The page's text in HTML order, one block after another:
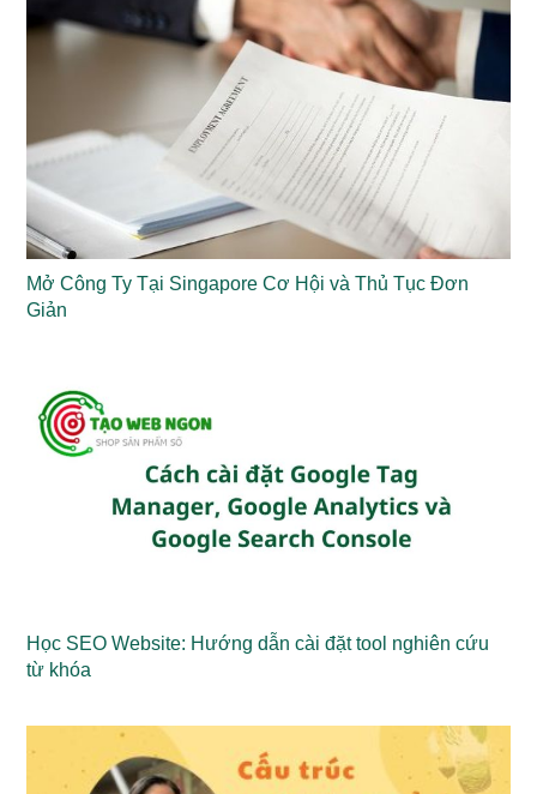
Mở Công Ty Tại Singapore Cơ Hội và Thủ Tục Đơn
Giản
Học SEO Website: Hướng dẫn cài đặt tool nghiên cứu
từ khóa